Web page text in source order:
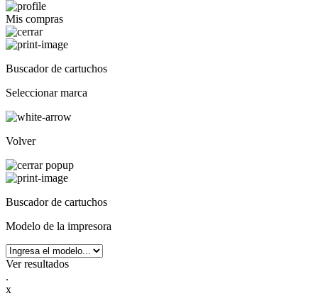
Mis compras
Buscador de cartuchos
Seleccionar marca
Volver
Buscador de cartuchos
Modelo de la impresora
Ver resultados
.
x